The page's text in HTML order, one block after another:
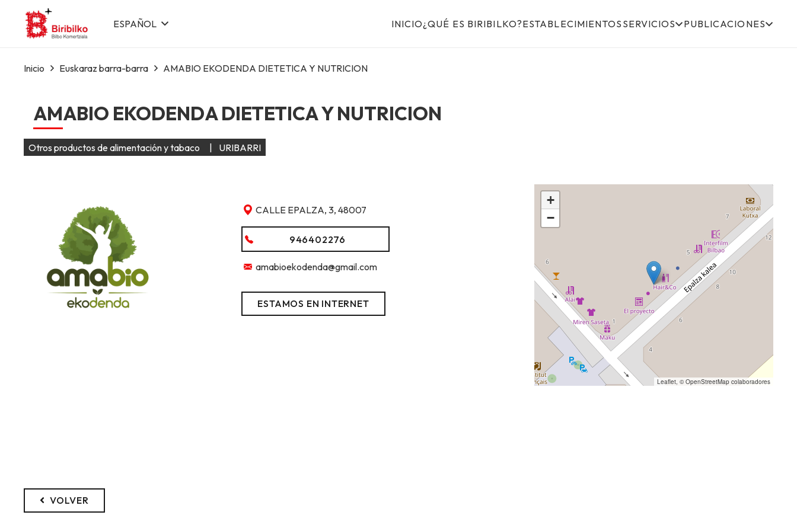
ESPAÑOL INICIO¿QUÉ ES BIRIBILKO?ESTABLECIMIENTOS SERVICIOS PUBLICACIONES
Inicio Euskaraz barra-barra AMABIO EKODENDA DIETETICA Y NUTRICION
AMABIO EKODENDA DIETETICA Y NUTRICION
Otros productos de alimentación y tabaco | URIBARRI
CALLE EPALZA, 3, 48007
946402276
amabioekodenda@gmail.com
ESTAMOS EN INTERNET
+
−
Leaflet, ©OpenStreetMapcolaboradores
VOLVER